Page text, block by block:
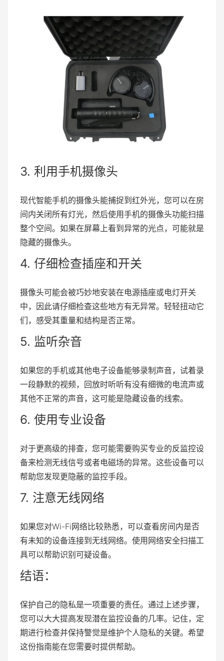
3. 利用手机摄像头
现代智能手机的摄像头能捕捉到红外光，您可以在房
间内关闭所有灯光，然后使用手机的摄像头功能扫描
整个空间。如果在屏幕上看到异常的光点，可能就是
隐藏的摄像头。
4. 仔细检查插座和开关
摄像头可能会被巧妙地安装在电源插座或电灯开关
中，因此请仔细检查这些地方有无异常。轻轻扭动它
们，感受其重量和结构是否正常。
5. 监听杂音
如果您的手机或其他电子设备能够录制声音，试着录
一段静默的视频，回放时听听有没有细微的电流声或
其他不正常的声音，这可能是隐藏设备的线索。
6. 使用专业设备
对于更高级的排查，您可能需要购买专业的反监控设
备来检测无线信号或者电磁场的异常。这些设备可以
帮助您发现更隐蔽的监控手段。
7. 注意无线网络
如果您对Wi-Fi网络比较熟悉，可以查看房间内是否
有未知的设备连接到无线网络。使用网络安全扫描工
具可以帮助识别可疑设备。
结语：
保护自己的隐私是一项重要的责任。通过上述步骤，
您可以大大提高发现潜在监控设备的几率。记住，定
期进行检查并保持警觉是维护个人隐私的关键。希望
这份指南能在您需要时提供帮助。